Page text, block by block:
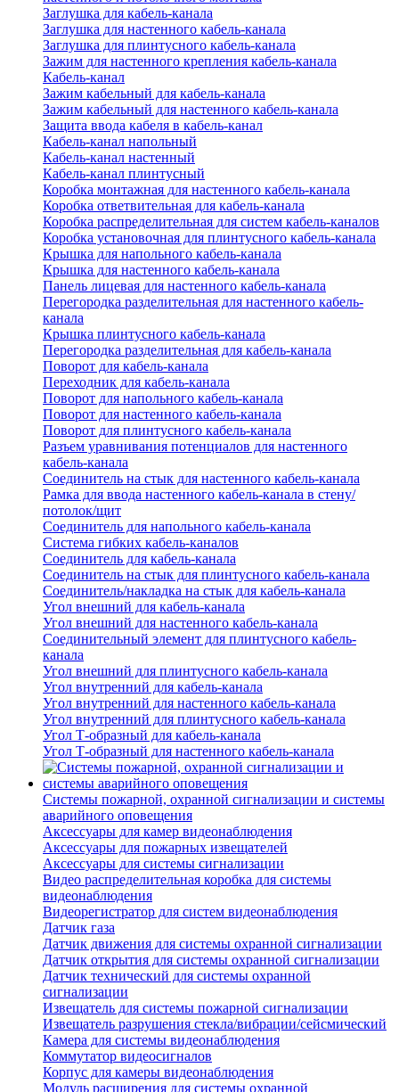
Заглушка для кабель-канала
Заглушка для настенного кабель-канала
Заглушка для плинтусного кабель-канала
Зажим для настенного крепления кабель-канала
Кабель-канал
Зажим кабельный для кабель-канала
Зажим кабельный для настенного кабель-канала
Защита ввода кабеля в кабель-канал
Кабель-канал напольный
Кабель-канал настенный
Кабель-канал плинтусный
Коробка монтажная для настенного кабель-канала
Коробка ответвительная для кабель-канала
Коробка распределительная для систем кабель-каналов
Коробка установочная для плинтусного кабель-канала
Крышка для напольного кабель-канала
Крышка для настенного кабель-канала
Панель лицевая для настенного кабель-канала
Перегородка разделительная для настенного кабель-
канала
Крышка плинтусного кабель-канала
Перегородка разделительная для кабель-канала
Поворот для кабель-канала
Переходник для кабель-канала
Поворот для напольного кабель-канала
Поворот для настенного кабель-канала
Поворот для плинтусного кабель-канала
Разъем уравнивания потенциалов для настенного
кабель-канала
Соединитель на стык для настенного кабель-канала
Рамка для ввода настенного кабель-канала в стену/
потолок/щит
Соединитель для напольного кабель-канала
Система гибких кабель-каналов
Соединитель для кабель-канала
Соединитель на стык для плинтусного кабель-канала
Соединитель/накладка на стык для кабель-канала
Угол внешний для кабель-канала
Угол внешний для настенного кабель-канала
Соединительный элемент для плинтусного кабель-
канала
Угол внешний для плинтусного кабель-канала
Угол внутренний для кабель-канала
Угол внутренний для настенного кабель-канала
Угол внутренний для плинтусного кабель-канала
Угол Т-образный для кабель-канала
Угол Т-образный для настенного кабель-канала
Системы пожарной, охранной сигнализации и системы
аварийного оповещения
Аксессуары для камер видеонаблюдения
Аксессуары для пожарных извещателей
Аксессуары для системы сигнализации
Видео распределительная коробка для системы
видеонаблюдения
Видеорегистратор для систем видеонаблюдения
Датчик газа
Датчик движения для системы охранной сигнализации
Датчик открытия для системы охранной сигнализации
Датчик технический для системы охранной
сигнализации
Извещатель для системы пожарной сигнализации
Извещатель разрушения стекла/вибрации/сейсмический
Камера для системы видеонаблюдения
Коммутатор видеосигналов
Корпус для камеры видеонаблюдения
Модуль расширения для системы охранной